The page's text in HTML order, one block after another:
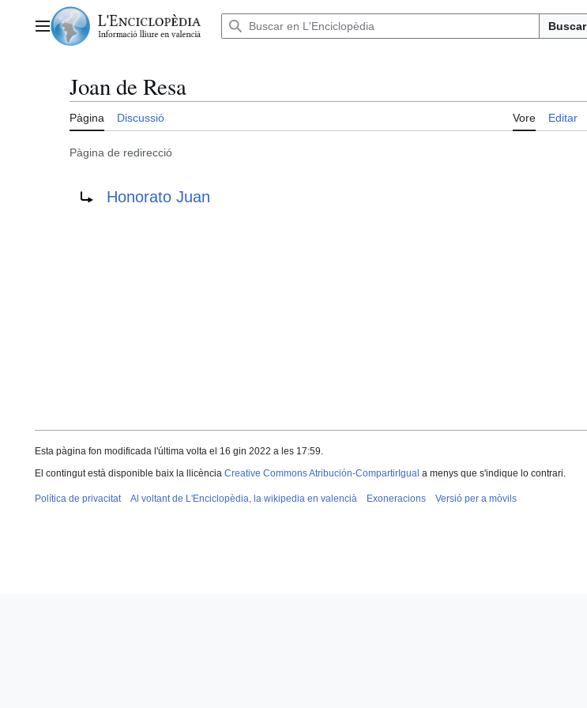
contingutMenú principal Buscar
Joan de Resa
Pàgina Discussió Vore Editar
Pàgina de redirecció
Honorato Juan
Esta pàgina fon modificada l'última volta el 16 gin 2022 a les 17:59.
El contingut està disponible baix la llicència Creative Commons Atribución-CompartirIgual a menys que s'indique lo contrari.
Política de privacitat Al voltant de L'Enciclopèdia, la wikipedia en valencià Exoneracions Versió per a mòvils